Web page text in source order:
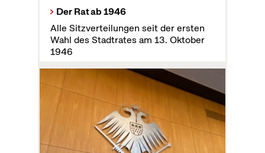
Der Rat ab 1946
Alle Sitzverteilungen seit der ersten
Wahl des Stadtrates am 13. Oktober
1946